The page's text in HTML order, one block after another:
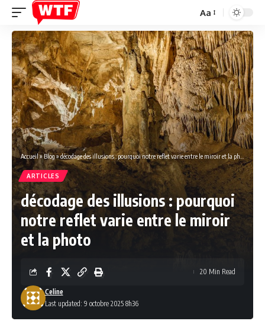
Font
Resizer
Aa
Accueil»Blog»décodage des illusions : pourquoi notre reflet varie entre le miroir et la photo
ARTICLES
décodage des illusions : pourquoi
notre reflet varie entre le miroir
et la photo
Last updated: 9 octobre 2025 8h36
Celine
20 Min Read